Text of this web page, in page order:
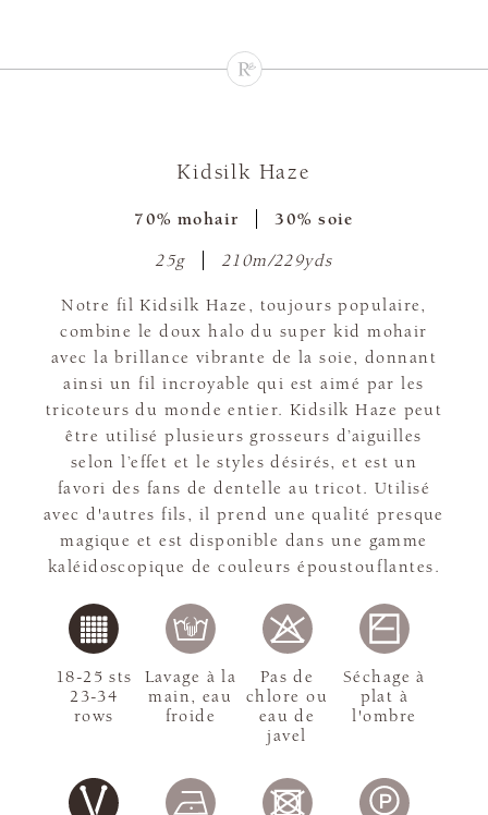
Kidsilk Haze
70% mohair 30% soie
25g 210m/229yds
Notre fil Kidsilk Haze, toujours populaire,
combine le doux halo du super kid mohair
avec la brillance vibrante de la soie, donnant
ainsi un fil incroyable qui est aimé par les
tricoteurs du monde entier. Kidsilk Haze peut
être utilisé plusieurs grosseurs d’aiguilles
selon l’effet et le styles désirés, et est un
favori des fans de dentelle au tricot. Utilisé
avec d'autres fils, il prend une qualité presque
magique et est disponible dans une gamme
kaléidoscopique de couleurs époustouflantes.
18-25 sts
23-34
rows
Lavage à la
main, eau
froide
Pas de
chlore ou
eau de
javel
Séchage à
plat à
l'ombre